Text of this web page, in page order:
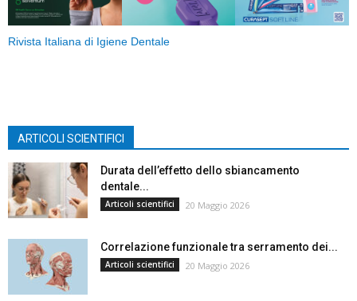
Rivista Italiana di Igiene Dentale
ARTICOLI SCIENTIFICI
Durata dell’effetto dello sbiancamento
dentale...
Articoli scientifici 20 Maggio 2026
Correlazione funzionale tra serramento dei...
Articoli scientifici 20 Maggio 2026